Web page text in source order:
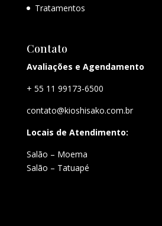
Tratamentos
Contato
Avaliações e Agendamento
+ 55 11 99173-6500
contato@kioshisako.com.br
Locais de Atendimento:
Salão – Moema
Salão – Tatuapé